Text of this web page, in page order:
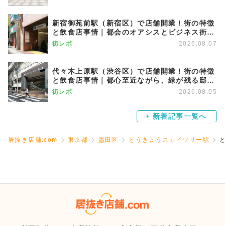
新宿御苑前駅（新宿区）で店舗開業！街の特徴
と飲食店事情｜都会のオアシスとビジネス街が
調和する優雅な街
街レポ 2026.08.07
代々木上原駅（渋谷区）で店舗開業！街の特徴
と飲食店事情｜都心至近ながら、緑が残る邸宅
エリア
街レポ 2026.08.05
新着記事一覧へ
居抜き店舗.com 東京都 墨田区 とうきょうスカイツリー駅